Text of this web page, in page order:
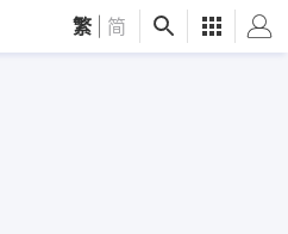
繁 简